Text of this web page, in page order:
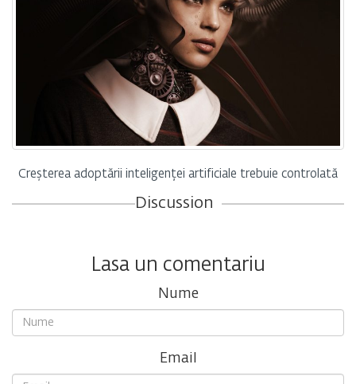
Creșterea adoptării inteligenței artificiale trebuie controlată
Discussion
Lasa un comentariu
Nume
Email